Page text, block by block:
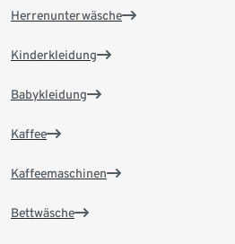
Herrenunterwäsche
Kinderkleidung
Babykleidung
Kaffee
Kaffeemaschinen
Bettwäsche